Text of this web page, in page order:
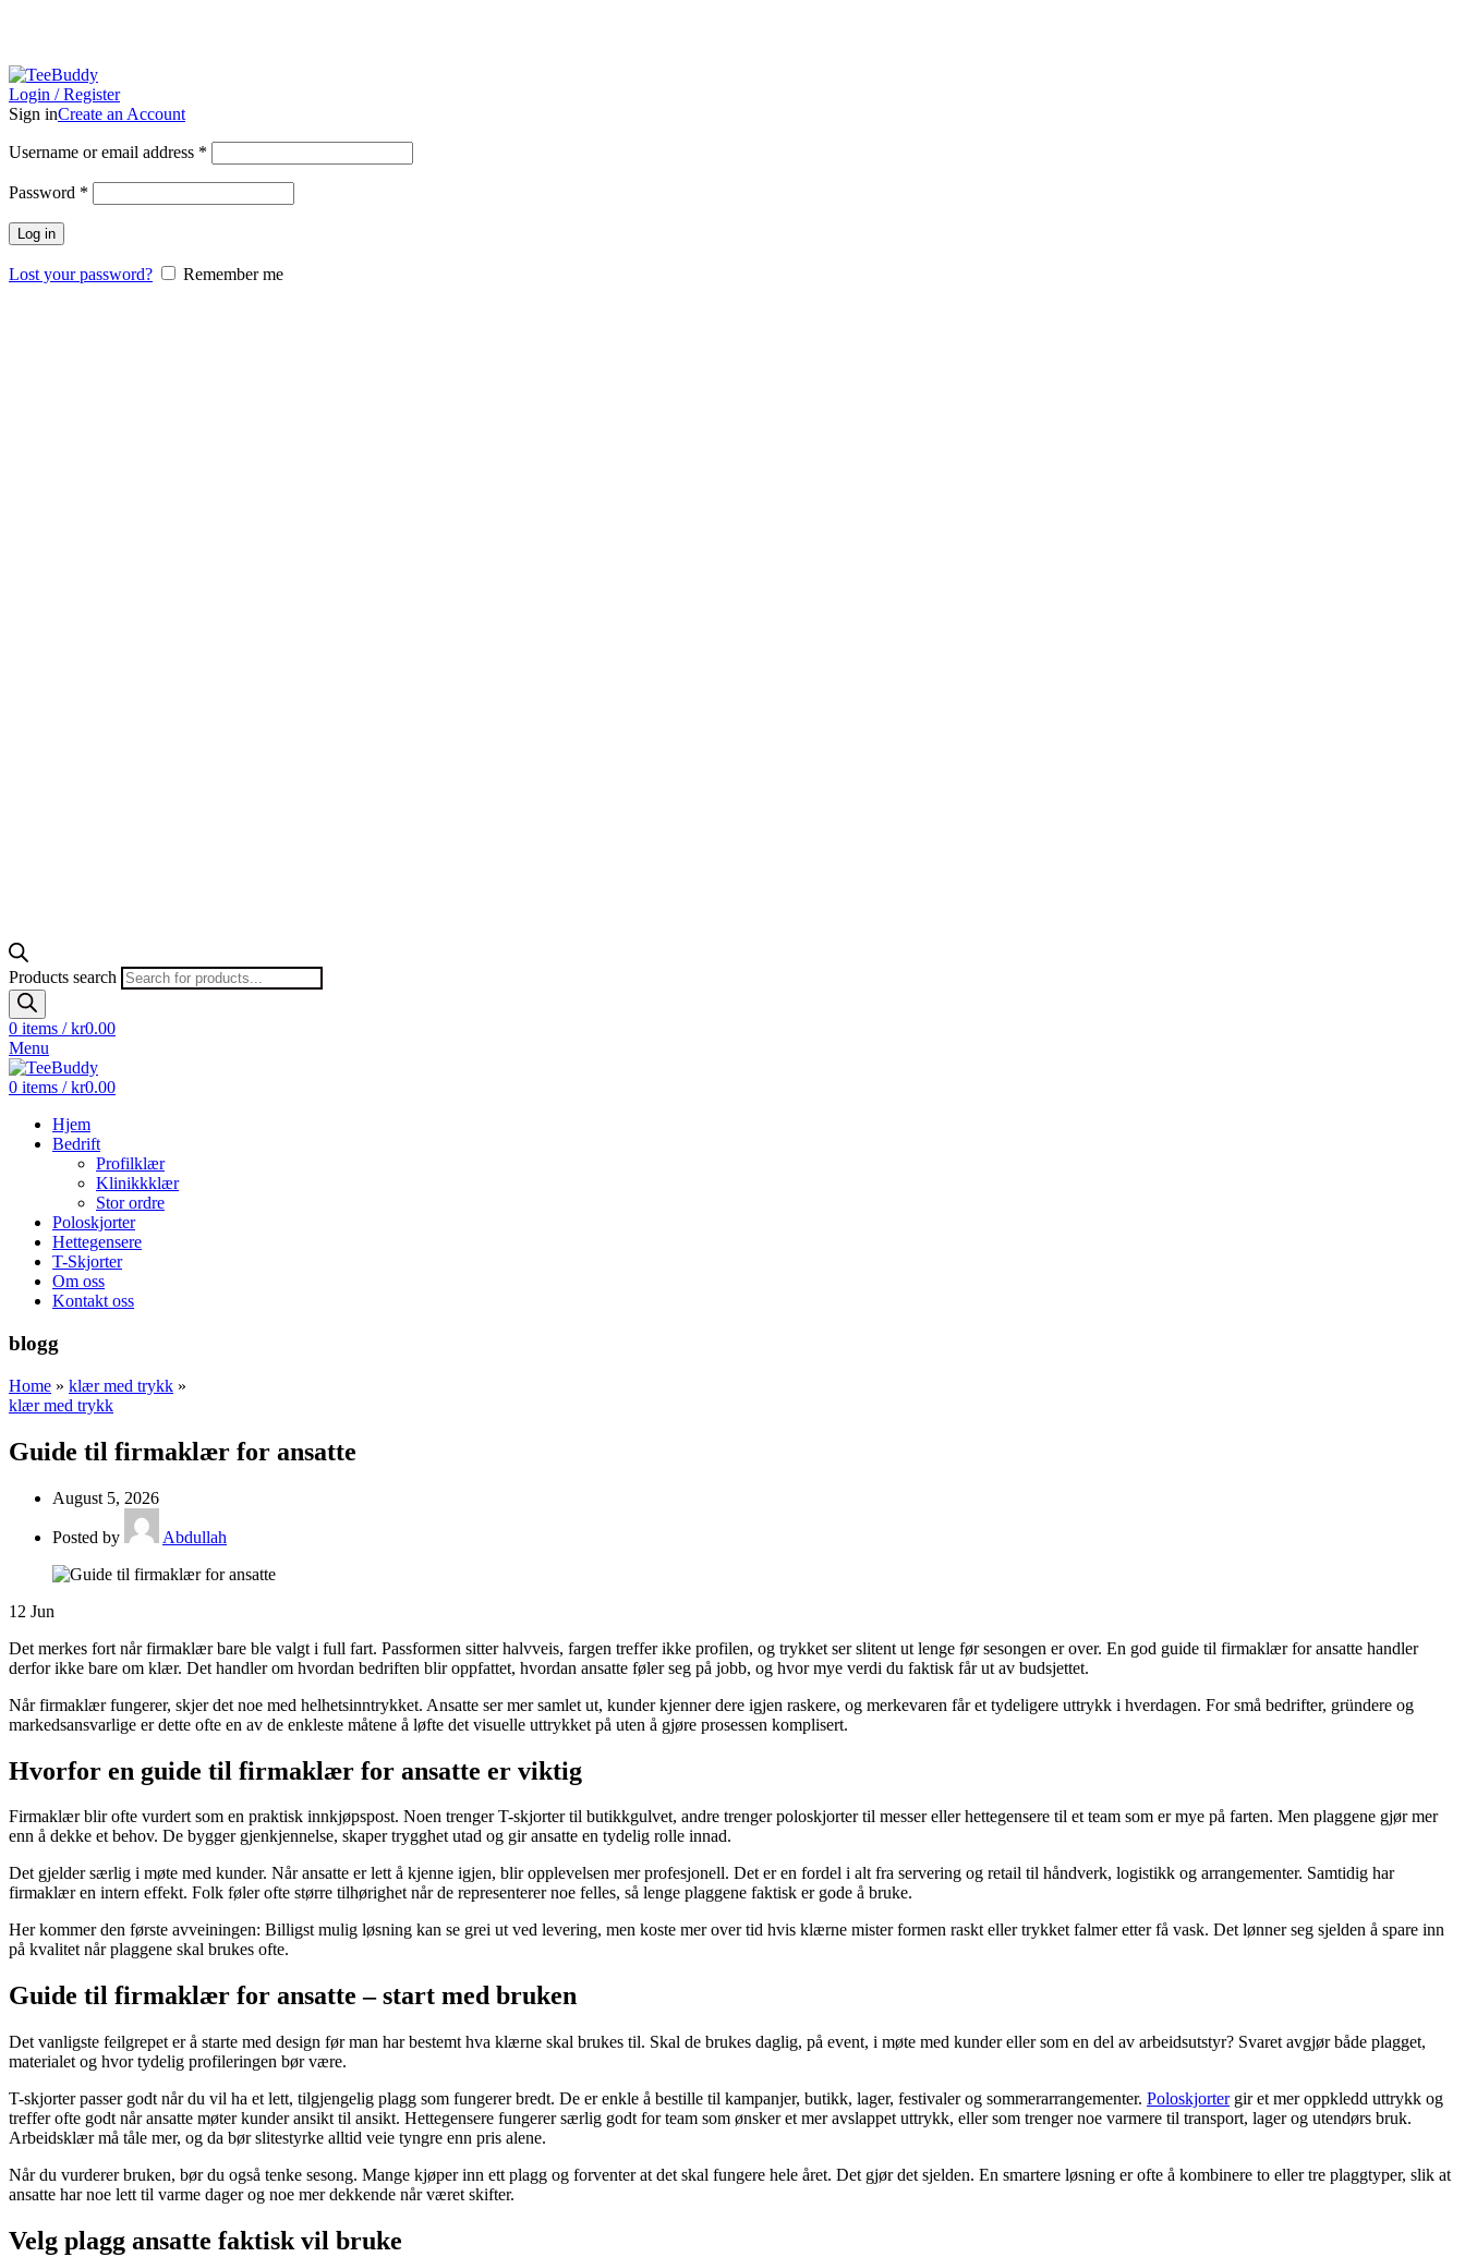
Login / Register
Sign inCreate an Account
Username or email address *
Password *
Log in
Lost your password? Remember me
Products search
0 items / kr0.00
Menu
0 items / kr0.00
Hjem
Bedrift
Profilklær
Klinikkklær
Stor ordre
Poloskjorter
Hettegensere
T-Skjorter
Om oss
Kontakt oss
blogg
Home » klær med trykk »
klær med trykk
Guide til firmaklær for ansatte
August 5, 2026
Posted by Abdullah
12 Jun
Det merkes fort når firmaklær bare ble valgt i full fart. Passformen sitter halvveis, fargen treffer ikke profilen, og trykket ser slitent ut lenge før sesongen er over. En god guide til firmaklær for ansatte handler
derfor ikke bare om klær. Det handler om hvordan bedriften blir oppfattet, hvordan ansatte føler seg på jobb, og hvor mye verdi du faktisk får ut av budsjettet.
Når firmaklær fungerer, skjer det noe med helhetsinntrykket. Ansatte ser mer samlet ut, kunder kjenner dere igjen raskere, og merkevaren får et tydeligere uttrykk i hverdagen. For små bedrifter, gründere og
markedsansvarlige er dette ofte en av de enkleste måtene å løfte det visuelle uttrykket på uten å gjøre prosessen komplisert.
Hvorfor en guide til firmaklær for ansatte er viktig
Firmaklær blir ofte vurdert som en praktisk innkjøpspost. Noen trenger T-skjorter til butikkgulvet, andre trenger poloskjorter til messer eller hettegensere til et team som er mye på farten. Men plaggene gjør mer
enn å dekke et behov. De bygger gjenkjennelse, skaper trygghet utad og gir ansatte en tydelig rolle innad.
Det gjelder særlig i møte med kunder. Når ansatte er lett å kjenne igjen, blir opplevelsen mer profesjonell. Det er en fordel i alt fra servering og retail til håndverk, logistikk og arrangementer. Samtidig har
firmaklær en intern effekt. Folk føler ofte større tilhørighet når de representerer noe felles, så lenge plaggene faktisk er gode å bruke.
Her kommer den første avveiningen: Billigst mulig løsning kan se grei ut ved levering, men koste mer over tid hvis klærne mister formen raskt eller trykket falmer etter få vask. Det lønner seg sjelden å spare inn
på kvalitet når plaggene skal brukes ofte.
Guide til firmaklær for ansatte – start med bruken
Det vanligste feilgrepet er å starte med design før man har bestemt hva klærne skal brukes til. Skal de brukes daglig, på event, i møte med kunder eller som en del av arbeidsutstyr? Svaret avgjør både plagget,
materialet og hvor tydelig profileringen bør være.
T-skjorter passer godt når du vil ha et lett, tilgjengelig plagg som fungerer bredt. De er enkle å bestille til kampanjer, butikk, lager, festivaler og sommerarrangementer. Poloskjortergir et mer oppkledd uttrykk og
treffer ofte godt når ansatte møter kunder ansikt til ansikt. Hettegensere fungerer særlig godt for team som ønsker et mer avslappet uttrykk, eller som trenger noe varmere til transport, lager og utendørs bruk.
Arbeidsklær må tåle mer, og da bør slitestyrke alltid veie tyngre enn pris alene.
Når du vurderer bruken, bør du også tenke sesong. Mange kjøper inn ett plagg og forventer at det skal fungere hele året. Det gjør det sjelden. En smartere løsning er ofte å kombinere to eller tre plaggtyper, slik at
ansatte har noe lett til varme dager og noe mer dekkende når været skifter.
Velg plagg ansatte faktisk vil bruke